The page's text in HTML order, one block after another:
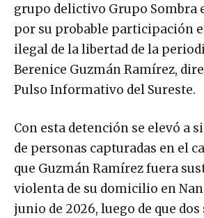
grupo delictivo Grupo Sombra
por su probable participación
ilegal de la libertad de la
Berenice Guzmán Ramírez,
Pulso Informativo del Sureste.
Con esta detención se elevó a
de personas capturadas en el
que Guzmán Ramírez fuera
violenta de su domicilio en
junio de 2026, luego de que